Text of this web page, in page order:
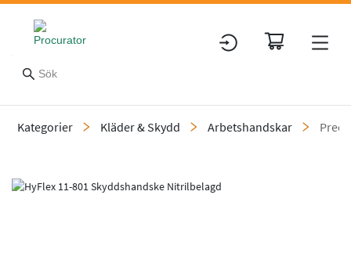
Kategorier Kläder & Skydd Arbetshandskar
Slide 1 of 4